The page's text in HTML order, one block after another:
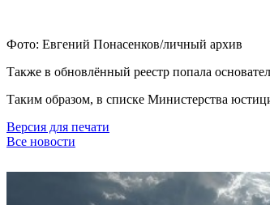
Фото: Евгений Понасенков/личный архив
Также в обновлённый реестр попала
Таким образом, в списке Министерства
Версия для печати
Все новости